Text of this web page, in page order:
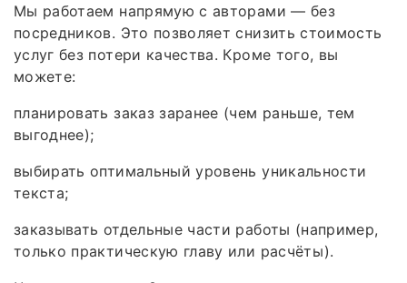
Мы работаем напрямую с авторами — без
посредников. Это позволяет снизить стоимость
услуг без потери качества. Кроме того, вы
можете:
планировать заказ заранее (чем раньше, тем
выгоднее);
выбирать оптимальный уровень уникальности
текста;
заказывать отдельные части работы (например,
только практическую главу или расчёты).